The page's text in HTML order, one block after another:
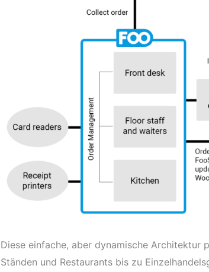
Diese einfache, aber dynamische Architektur
Ständen und Restaurants bis zu